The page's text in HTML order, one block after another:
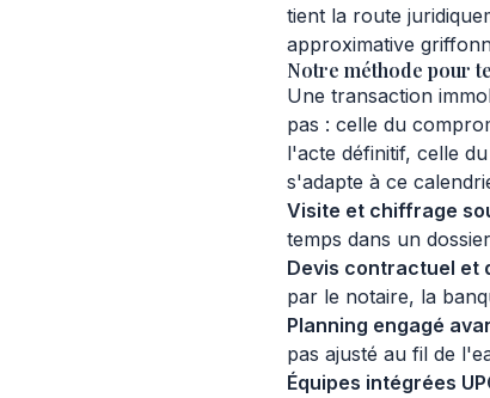
tient la route
approximative
Notre méthode pour
Une transaction
pas : celle du
l'acte définitif, celle
s'adapte à ce
Visite et chiffrage
temps dans un
Devis contractuel et
par le notaire, la
Planning engagé
pas ajusté au fil de
Équipes intégrées